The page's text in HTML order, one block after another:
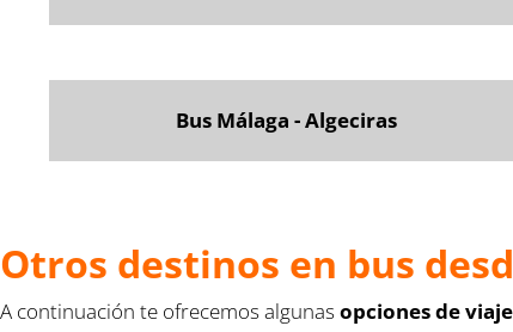
Bus Málaga - Algeciras
Otros destinos en bus
A continuación te ofrecemos algunasopciones de